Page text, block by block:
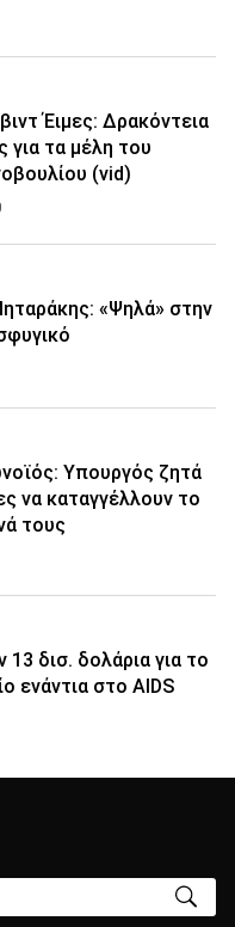
Έιμες: Δρακόντεια
για τα μέλη του
(vid)
«Ψηλά» στην
Υπουργός ζητά
να καταγγέλλουν το
τους
δισ. δολάρια για το
ενάντια στο AIDS